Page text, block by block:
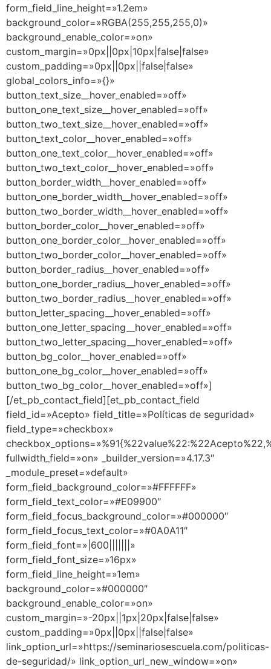
form_field_line_height=»1.2em»
background_color=»RGBA(255,255,255,0)»
background_enable_color=»on»
custom_margin=»0px||0px|10px|false|false»
custom_padding=»0px||0px||false|false»
global_colors_info=»{}»
button_text_size__hover_enabled=»off»
button_one_text_size__hover_enabled=»off»
button_two_text_size__hover_enabled=»off»
button_text_color__hover_enabled=»off»
button_one_text_color__hover_enabled=»off»
button_two_text_color__hover_enabled=»off»
button_border_width__hover_enabled=»off»
button_one_border_width__hover_enabled=»off»
button_two_border_width__hover_enabled=»off»
button_border_color__hover_enabled=»off»
button_one_border_color__hover_enabled=»off»
button_two_border_color__hover_enabled=»off»
button_border_radius__hover_enabled=»off»
button_one_border_radius__hover_enabled=»off»
button_two_border_radius__hover_enabled=»off»
button_letter_spacing__hover_enabled=»off»
button_one_letter_spacing__hover_enabled=»off»
button_two_letter_spacing__hover_enabled=»off»
button_bg_color__hover_enabled=»off»
button_one_bg_color__hover_enabled=»off»
button_two_bg_color__hover_enabled=»off»]
[/et_pb_contact_field][et_pb_contact_field
field_id=»Acepto» field_title=»Políticas de seguridad»
field_type=»checkbox»
fullwidth_field=»on» _builder_version=»4.17.3″
_module_preset=»default»
form_field_background_color=»#FFFFFF»
form_field_text_color=»#E09900″
form_field_focus_background_color=»#000000″
form_field_focus_text_color=»#0A0A11″
form_field_font=»|600|||||||»
form_field_font_size=»16px»
form_field_line_height=»1em»
background_color=»#000000″
background_enable_color=»on»
custom_margin=»-20px||1px|20px|false|false»
custom_padding=»0px||0px||false|false»
link_option_url=»https://seminariosescuela.com/politicas-
de-seguridad/» link_option_url_new_window=»on»